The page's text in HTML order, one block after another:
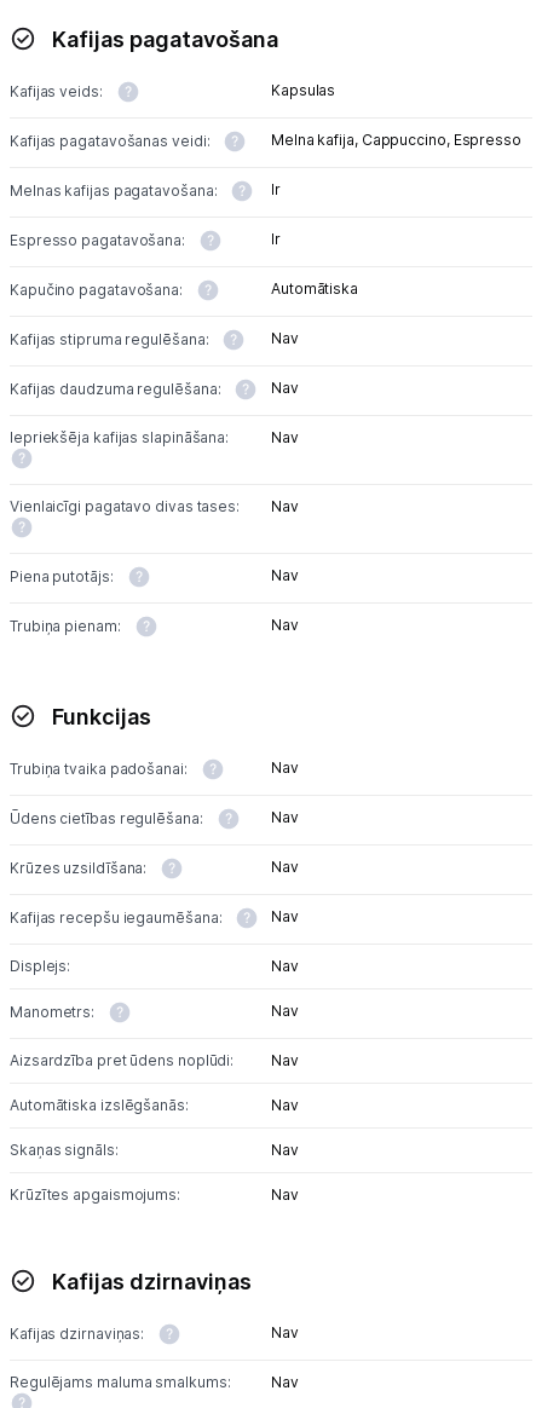
Vēlmju saraksts
Blogs
Tehnikas izvešana
Tet pakalpojumi
Kontakti
Informācija
Kafijas pagatavošana
Kafijas veids: Kapsulas
Kafijas pagatavošanas veidi: Melna kafija, Cappuccino, Espresso
Melnas kafijas pagatavošana: Ir
Espresso pagatavošana: Ir
Kapučino pagatavošana: Automātiska
Kafijas stipruma regulēšana: Nav
Kafijas daudzuma regulēšana: Nav
Iepriekšēja kafijas slapināšana: Nav
Vienlaicīgi pagatavo divas tases: Nav
Piena putotājs: Nav
Trubiņa pienam: Nav
Funkcijas
Trubiņa tvaika padošanai: Nav
Ūdens cietības regulēšana: Nav
Krūzes uzsildīšana: Nav
Kafijas recepšu iegaumēšana: Nav
Displejs: Nav
Manometrs: Nav
Aizsardzība pret ūdens noplūdi: Nav
Automātiska izslēgšanās: Nav
Skaņas signāls: Nav
Krūzītes apgaismojums: Nav
Kafijas dzirnaviņas
Kafijas dzirnaviņas: Nav
Regulējams maluma smalkums: Nav